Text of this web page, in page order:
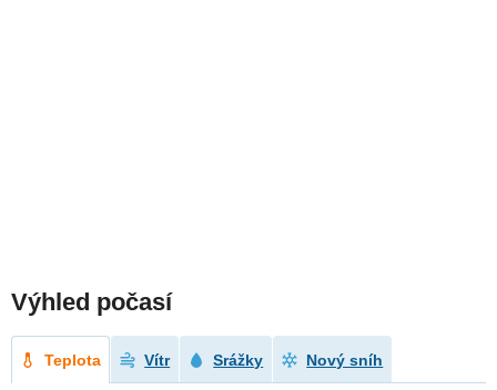
Výhled počasí
Teplota Vítr Srážky Nový sníh